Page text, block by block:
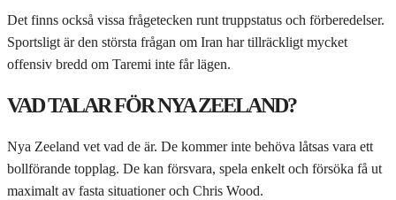
Det finns också vissa frågetecken runt truppstatus och förberedelser.
Sportsligt är den största frågan om Iran har tillräckligt mycket
offensiv bredd om Taremi inte får lägen.
VAD TALAR FÖR NYA ZEELAND?
Nya Zeeland vet vad de är. De kommer inte behöva låtsas vara ett
bollförande topplag. De kan försvara, spela enkelt och försöka få ut
maximalt av fasta situationer och Chris Wood.